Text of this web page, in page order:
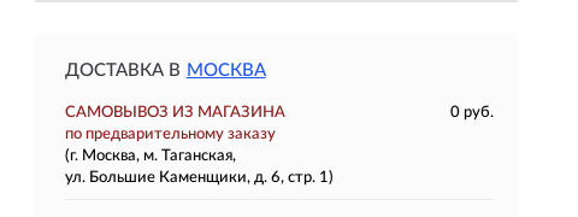
ДОСТАВКА В МОСКВА
САМОВЫВОЗ ИЗ МАГАЗИНА
0 руб.
по предварительному заказу
(г. Москва, м. Таганская,
ул. Большие Каменщики, д. 6, стр. 1)